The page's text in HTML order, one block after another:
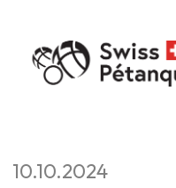
10.10.2024